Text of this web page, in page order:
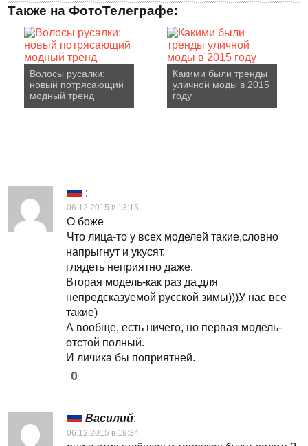
Также на ФотоТелеграфе:
Волосы русалки:
новый потрясающий
модный тренд
Какими были тренды
уличной моды в 2015
году
:
06.12.2015 в 13:15
О боже
Что лица-то у всех моделей такие,словно
напрыгнут и укусят.
глядеть неприятно даже.
Вторая модель-как раз да,для
непредсказуемой русской зимы)))У нас все
такие)
А вообще, есть ничего, но первая модель-
отстой полный.
И личика бы поприятней.
0
Василий:
06.12.2015 в 19:34